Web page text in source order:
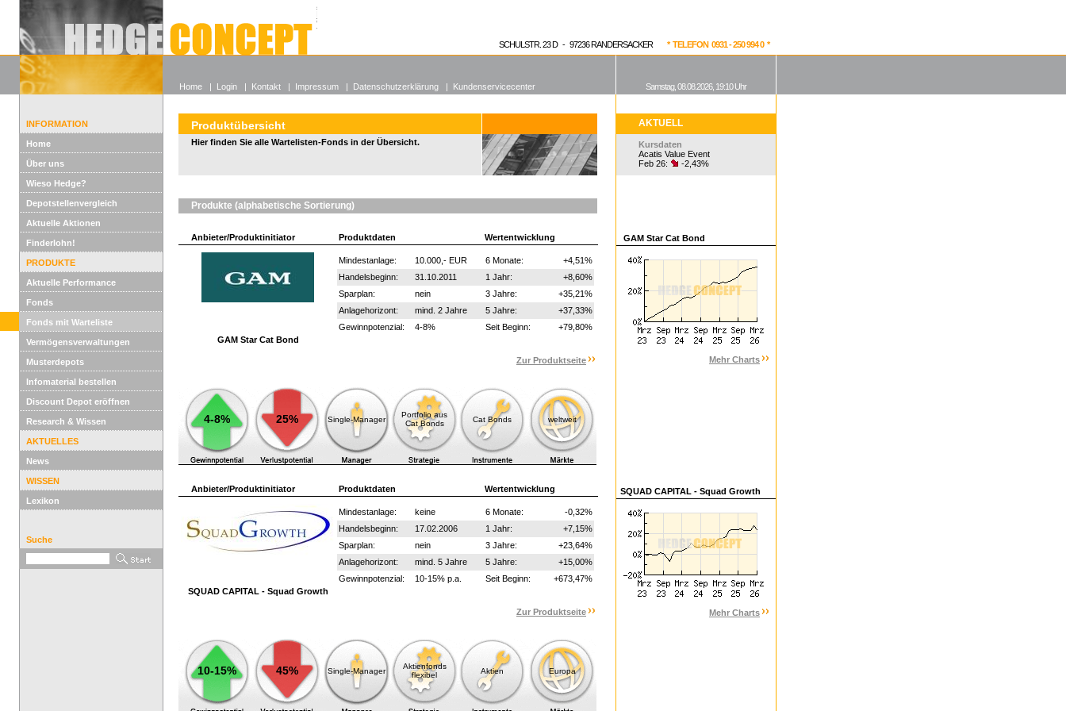
Alle offenen Fonds
Wieso Hedgefonds?
SCHULSTR. 23 D - 97236 RANDERSACKER * TELEFON 0931 - 250 994 0 *
INFORMATION
Home
Über uns
Wieso Hedge?
Depotstellenvergleich
Aktuelle Aktionen
Finderlohn!
PRODUKTE
Aktuelle Performance
Fonds
Fonds mit Warteliste
Vermögensverwaltungen
Musterdepots
Infomaterial bestellen
Discount Depot eröffnen
Research & Wissen
AKTUELLES
News
WISSEN
Lexikon
Suche
Produktübersicht
Hier finden Sie alle Wartelisten-Fonds in der Übersicht.
Produkte (alphabetische Sortierung)
Anbieter/Produktinitiator Produktdaten Wertentwicklung
GAM Star Cat Bond
Mindestanlage: 10.000,- EUR 6 Monate:
+4,51%
Handelsbeginn:
31.10.2011 1 Jahr:
+8,60%
Sparplan:
nein 3 Jahre:
+35,21%
Anlagehorizont:
mind. 2 Jahre 5 Jahre:
+37,33%
Gewinnpotenzial:
4-8% Seit Beginn: +79,80%
Zur Produktseite
4-8% 25% Single-Manager
Portfolio aus
Cat Bonds
Cat Bonds weltweit
Anbieter/Produktinitiator Produktdaten Wertentwicklung
SQUAD CAPITAL - Squad Growth
Mindestanlage: keine 6 Monate:
-0,32%
Handelsbeginn:
17.02.2006 1 Jahr:
+7,15%
Sparplan:
nein 3 Jahre:
+23,64%
Anlagehorizont:
mind. 5 Jahre 5 Jahre:
+15,00%
Gewinnpotenzial:
10-15% p.a. Seit Beginn: +673,47%
Zur Produktseite
10-15% 45% Single-Manager
Aktienfonds
flexibel
Aktien Europa
AKTUELL
Kursdaten
Acatis Value Event
Feb 26:
-2,43%
GAM Star Cat Bond
Mehr Charts
SQUAD CAPITAL - Squad Growth
Mehr Charts
Home | Login | Kontakt | Impressum | Datenschutzerklärung | Kundenservicecenter Samstag, 08.08.2026, 19:10 Uhr